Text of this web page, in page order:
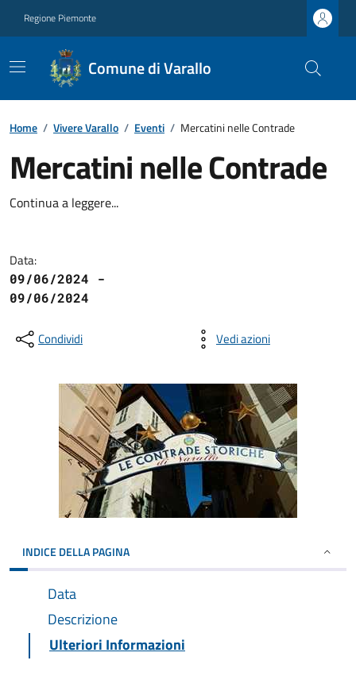
Regione Piemonte
Comune di Varallo
Home / Vivere Varallo / Eventi / Mercatini nelle Contrade
Mercatini nelle Contrade
Continua a leggere...
Data:
09/06/2024 -
09/06/2024
Condividi Vedi azioni
INDICE DELLA PAGINA
Data
Descrizione
Ulteriori Informazioni